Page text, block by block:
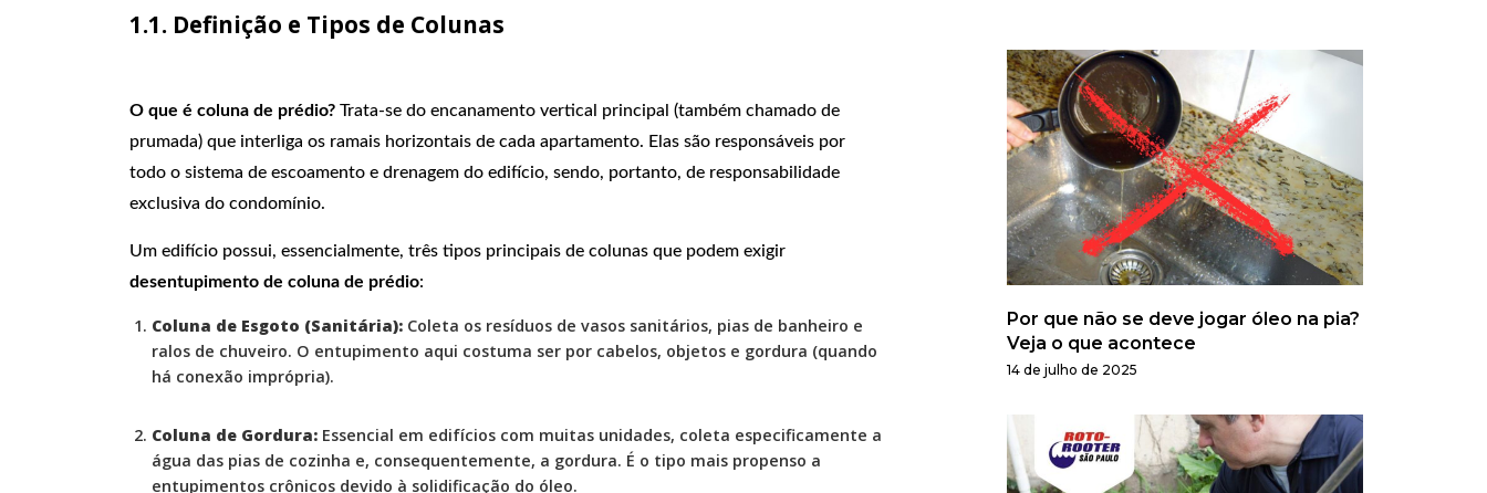
1.1. Definição e Tipos de Colunas
O que é coluna de prédio? Trata-se do encanamento vertical principal (também chamado de
prumada) que interliga os ramais horizontais de cada apartamento. Elas são responsáveis por
todo o sistema de escoamento e drenagem do edifício, sendo, portanto, de responsabilidade
exclusiva do condomínio.
Um edifício possui, essencialmente, três tipos principais de colunas que podem exigir
desentupimento de coluna de prédio:
Coluna de Esgoto (Sanitária): Coleta os resíduos de vasos sanitários, pias de banheiro e
ralos de chuveiro. O entupimento aqui costuma ser por cabelos, objetos e gordura (quando
há conexão imprópria).
Coluna de Gordura: Essencial em edifícios com muitas unidades, coleta especificamente a
água das pias de cozinha e, consequentemente, a gordura. É o tipo mais propenso a
entupimentos crônicos devido à solidificação do óleo.
Por que não se deve jogar óleo na pia?
Veja o que acontece
14 de julho de 2025